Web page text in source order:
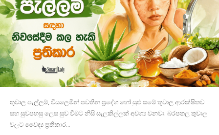
තුවාල පැල්ලම්, වියලෙමින් පවතින ප්‍රදේශ හෝ සුළු සමේ තුවාල ආරක්ෂිතව
සහ සුවපහසු ලෙස සුව වීමට නිසි සැලකිල්ලක් අවශ්‍ය වනවා. බරපතල තුවාල
වලට වෛද්‍ය ප්‍රතිකාර...